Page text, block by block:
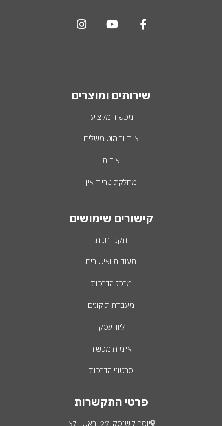
שירותים ומוצרים
מכשור מקצועי
ציוד וריהוט משלים
אודות
מחלקת טרייד אין
קישורים שימושים
תקנון חנות
תעודות ואישורים
מרכז הדרכות
מעבדת תיקונים
ליווי עסקי
איימות מכשיר
סרטוני הדרכות
פרטי התקשרות
יוסף לישנסקי 27, ראשון לציון